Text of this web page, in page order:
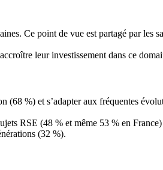
Ce point de vue est partagé par les
leur investissement dans ce
%) et s’adapter aux fréquentes
RSE (48 % et même 53 % en
(32 %).